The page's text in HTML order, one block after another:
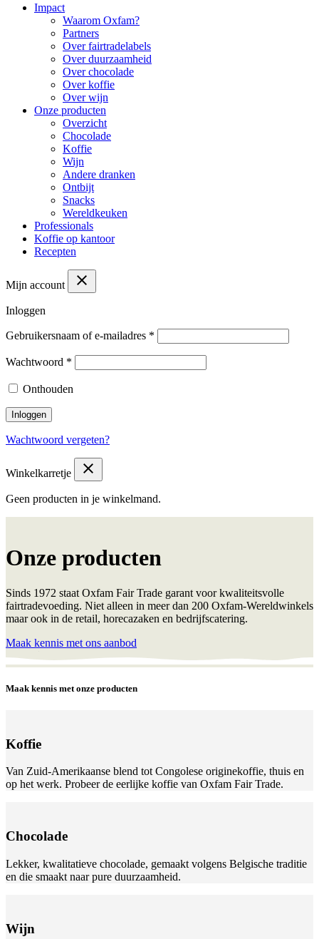
Impact
Waarom Oxfam?
Partners
Over fairtradelabels
Over duurzaamheid
Over chocolade
Over koffie
Over wijn
Onze producten
Overzicht
Chocolade
Koffie
Wijn
Andere dranken
Ontbijt
Snacks
Wereldkeuken
Professionals
Koffie op kantoor
Recepten
Mijn account close
Inloggen
Gebruikersnaam of e-mailadres *
Wachtwoord *
Onthouden
Inloggen
Wachtwoord vergeten?
Winkelkarretje close
Geen producten in je winkelmand.
Onze producten
Sinds 1972 staat Oxfam Fair Trade garant voor kwaliteitsvolle
fairtradevoeding. Niet alleen in meer dan 200 Oxfam-Wereldwinkels
maar ook in de retail, horecazaken en bedrijfscatering.
Maak kennis met ons aanbod
Maak kennis met onze producten
Koffie
Van Zuid-Amerikaanse blend tot Congolese originekoffie, thuis en
op het werk. Probeer de eerlijke koffie van Oxfam Fair Trade.
Chocolade
Lekker, kwalitatieve chocolade, gemaakt volgens Belgische traditie
en die smaakt naar pure duurzaamheid.
Wijn